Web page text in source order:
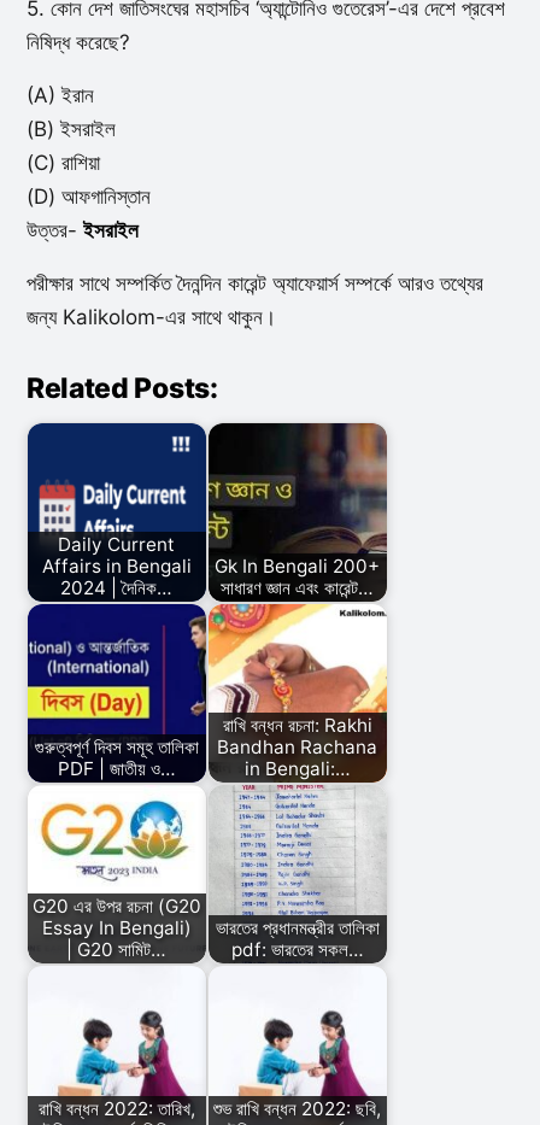
5. কোন দেশ জাতিসংঘের মহাসচিব ‘অ্যান্টোনিও গুতেরেস’-এর দেশে প্রবেশ
নিষিদ্ধ করেছে?
(A) ইরান
(B) ইসরাইল
(C) রাশিয়া
(D) আফগানিস্তান
উত্তর-ইসরাইল
পরীক্ষার সাথে সম্পর্কিত দৈনন্দিন কারেন্ট অ্যাফেয়ার্স সম্পর্কে আরও তথ্যের
জন্য Kalikolom-এর সাথে থাকুন।
Related Posts:
Daily Current
Affairs in Bengali
2024 | দৈনিক…
Gk In Bengali 200+
সাধারণ জ্ঞান এবং কারেন্ট…
গুরুত্বপূর্ণ দিবস সমূহ তালিকা
PDF | জাতীয় ও…
রাখি বন্ধন রচনা: Rakhi
Bandhan Rachana
in Bengali:…
G20 এর উপর রচনা (G20
Essay In Bengali)
| G20 সামিট…
ভারতের প্রধানমন্ত্রীর তালিকা
pdf: ভারতের সকল…
রাখি বন্ধন 2022: তারিখ,
শুভ রাখি বন্ধন 2022: ছবি,